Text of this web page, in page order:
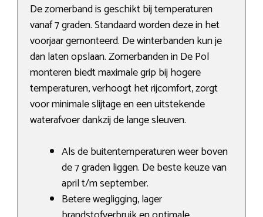
De zomerband is geschikt bij temperaturen
vanaf 7 graden. Standaard worden deze in het
voorjaar gemonteerd. De winterbanden kun je
dan laten opslaan. Zomerbanden in De Pol
monteren biedt maximale grip bij hogere
temperaturen, verhoogt het rijcomfort, zorgt
voor minimale slijtage en een uitstekende
waterafvoer dankzij de lange sleuven.
Als de buitentemperaturen weer boven
de 7 graden liggen. De beste keuze van
april t/m september.
Betere wegligging, lager